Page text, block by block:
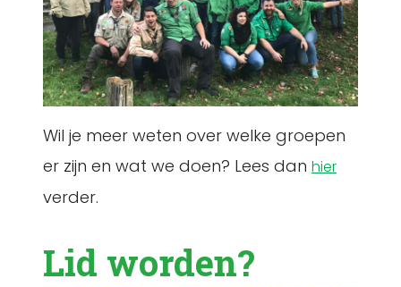
Wil je meer weten over welke groepen
er zijn en wat we doen? Lees dan hier
verder.
Lid worden?